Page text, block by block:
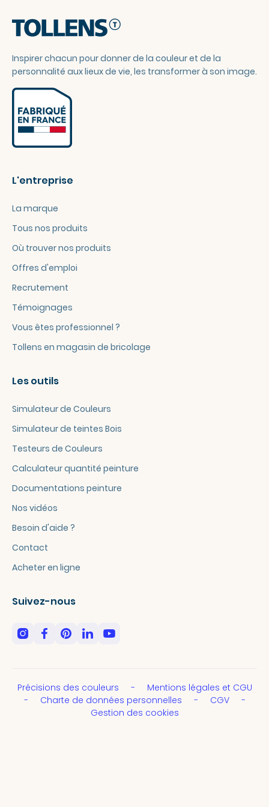
Inspirer chacun pour donner de la couleur et de la
personnalité aux lieux de vie, les transformer à son image.
L'entreprise
La marque
Tous nos produits
Où trouver nos produits
Offres d'emploi
Recrutement
Témoignages
Vous êtes professionnel ?
Tollens en magasin de bricolage
Les outils
Simulateur de Couleurs
Simulateur de teintes Bois
Testeurs de Couleurs
Calculateur quantité peinture
Documentations peinture
Nos vidéos
Besoin d'aide ?
Contact
Acheter en ligne
Suivez-nous
Précisions des couleurs
Mentions légales et CGU
Charte de données personnelles
CGV
Gestion des cookies